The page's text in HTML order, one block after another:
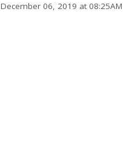
December 06, 2019 at 08:25AM